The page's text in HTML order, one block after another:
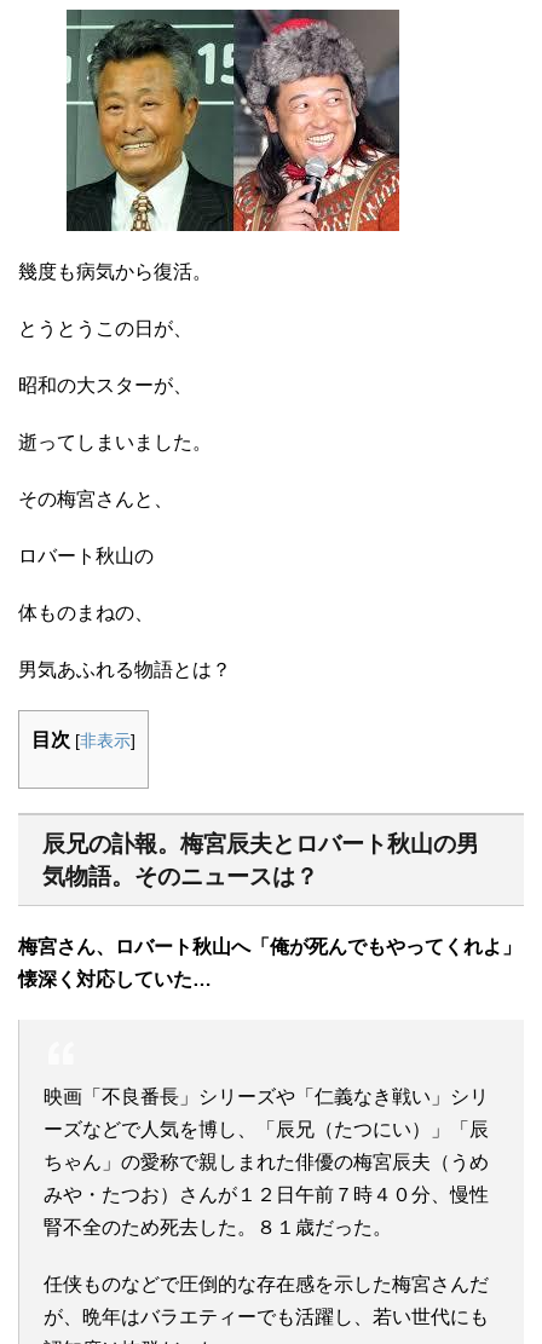
幾度も病気から復活。
とうとうこの日が、
昭和の大スターが、
逝ってしまいました。
その梅宮さんと、
ロバート秋山の
体ものまねの、
男気あふれる物語とは？
目次 [非表示]
辰兄の訃報。梅宮辰夫とロバート秋山の男
気物語。そのニュースは？
梅宮さん、ロバート秋山へ「俺が死んでもやってくれよ」
懐深く対応していた…
映画「不良番長」シリーズや「仁義なき戦い」シリ
ーズなどで人気を博し、「辰兄（たつにい）」「辰
ちゃん」の愛称で親しまれた俳優の梅宮辰夫（うめ
みや・たつお）さんが１２日午前７時４０分、慢性
腎不全のため死去した。８１歳だった。
任侠ものなどで圧倒的な存在感を示した梅宮さんだ
が、晩年はバラエティーでも活躍し、若い世代にも